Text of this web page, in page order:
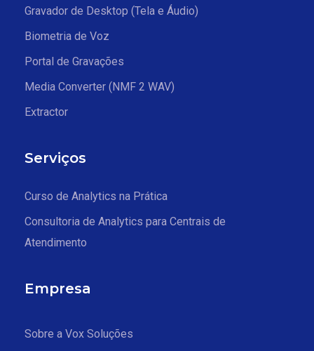
Gravador de Desktop (Tela e Áudio)
Biometria de Voz
Portal de Gravações
Media Converter (NMF 2 WAV)
Extractor
Serviços
Curso de Analytics na Prática
Consultoria de Analytics para Centrais de
Atendimento
Empresa
Sobre a Vox Soluções